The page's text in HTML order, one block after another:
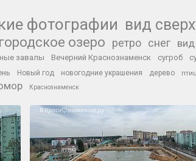
фотографии вид
городское озеро ретро снег
завалы Вечерний Краснознаменск сугроб
Новый год новогодние украшения дерево
Краснознаменск